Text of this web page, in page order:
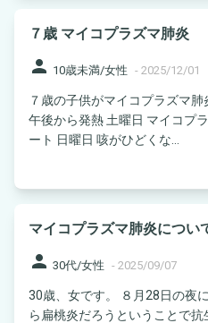
７歳 マイコプラズマ肺炎
person 10歳未満/女性 - 2025/12/01
７歳の子供がマイコプラズマ肺炎
午後から発熱 土曜日 マイコプ
ート 日曜日 咳がひどくな...
マイコプラズマ肺炎につい
person 30代/女性 - 2025/09/07
30歳、女です。 ８月28日の夜に突然発熱し、翌日受診した
ら扁桃炎だろうということで